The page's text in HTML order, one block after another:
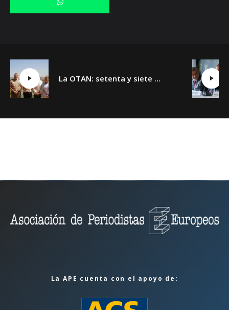
La OTAN: setenta y siete años y un día
La APE cuenta con el apoyo de: